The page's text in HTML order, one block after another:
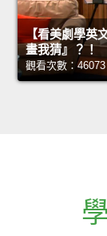
【看美劇學英
畫我猜』？！
觀看次數：